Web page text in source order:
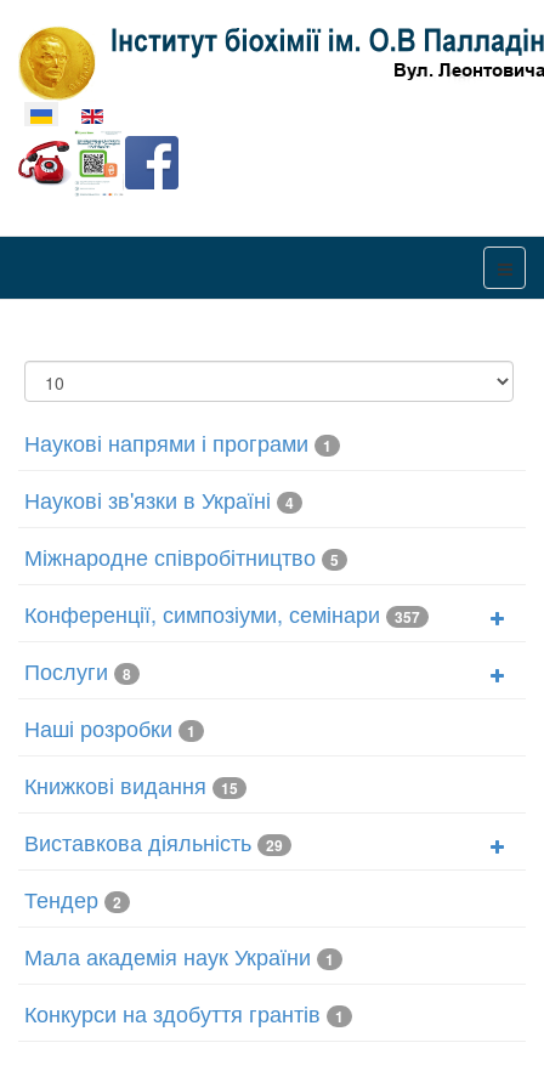
Оберіть свою мову
Показувати
Наукові напрями і програми 1
Наукові зв'язки в Україні 4
Міжнародне співробітництво 5
Конференції, симпозіуми, семінари 357
Послуги 8
Наші розробки 1
Книжкові видання 15
Виставкова діяльність 29
Тендер 2
Мала академія наук України 1
Конкурси на здобуття грантів 1